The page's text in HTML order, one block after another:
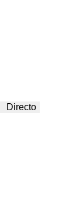
Directo